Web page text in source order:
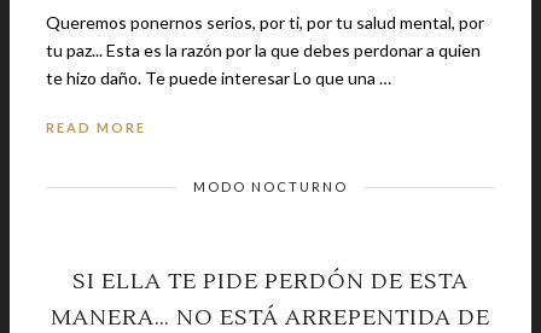
Queremos ponernos serios, por ti, por tu salud mental, por
tu paz... Esta es la razón por la que debes perdonar a quien
te hizo daño. Te puede interesar Lo que una …
READ MORE
MODO NOCTURNO
SI ELLA TE PIDE PERDÓN DE ESTA
MANERA… NO ESTÁ ARREPENTIDA DE